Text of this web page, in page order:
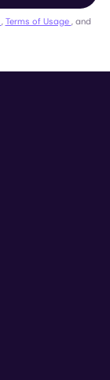
Terms of Usage , and